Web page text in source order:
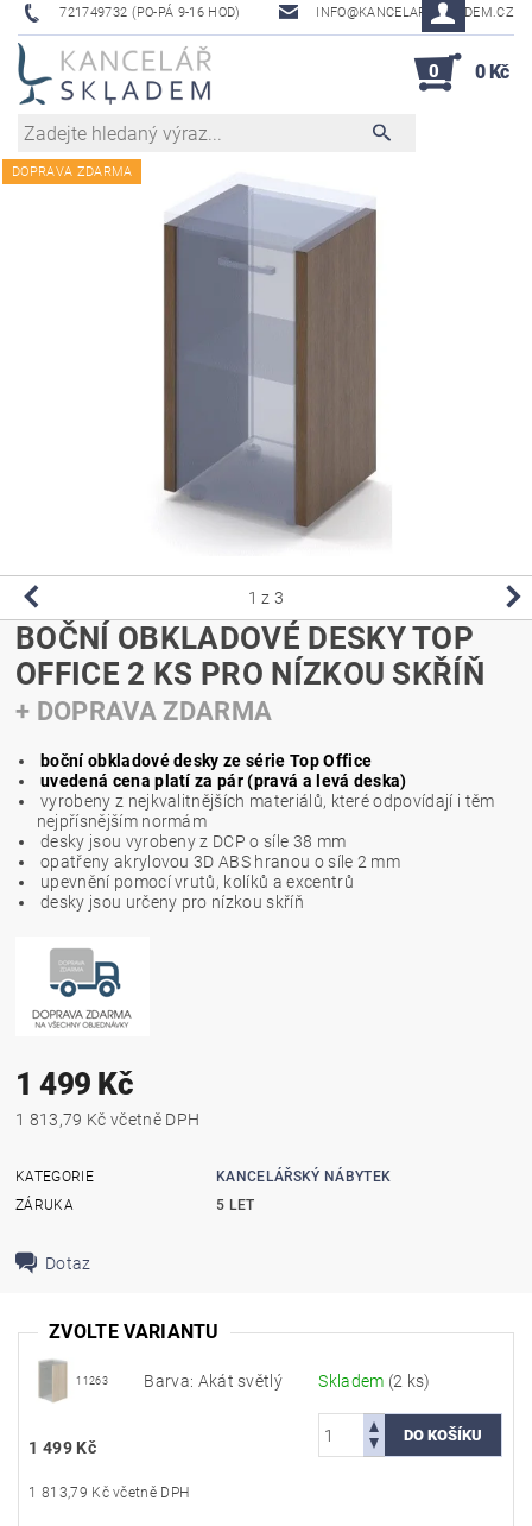
721749732 (PO-PÁ 9-16 HOD) INFO@KANCELAR-SKLADEM.CZ
0 0 Kč
DOPRAVA ZDARMA
1 z 3
BOČNÍ OBKLADOVÉ DESKY TOP
OFFICE 2 KS PRO NÍZKOU SKŘÍŇ
+ DOPRAVA ZDARMA
boční obkladové desky ze série Top Office
uvedená cena platí za pár (pravá a levá deska)
vyrobeny z nejkvalitnějších materiálů, které odpovídají i těm
nejpřísnějším normám
desky jsou vyrobeny z DCP o síle 38 mm
opatřeny akrylovou 3D ABS hranou o síle 2 mm
upevnění pomocí vrutů, kolíků a excentrů
desky jsou určeny pro nízkou skříň
1 499 Kč
1 813,79 Kč včetně DPH
KATEGORIE
KANCELÁŘSKÝ NÁBYTEK
ZÁRUKA
5 LET
Dotaz
ZVOLTE VARIANTU
11263 Barva: Akát světlý Skladem (2 ks)
1 499 Kč
1 813,79 Kč včetně DPH